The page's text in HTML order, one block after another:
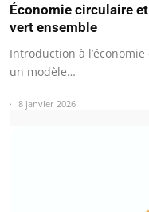
Économie circulaire
vert ensemble
Introduction à
un modèle…
8 janvier 2026